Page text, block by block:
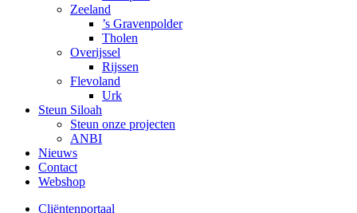
Zeeland
’s Gravenpolder
Tholen
Overijssel
Rijssen
Flevoland
Urk
Steun Siloah
Steun onze projecten
ANBI
Nieuws
Contact
Webshop
Cliëntenportaal